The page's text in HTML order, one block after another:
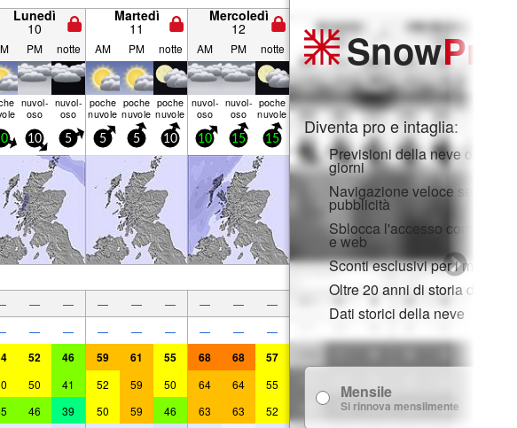
Lunedì
10
Martedì
11
Mercoledì
12
PM notte AM PM notte AM PM notte
nuvol-
oso
nuvol-
oso
poche
nuvole
poche
nuvole
poche
nuvole
nuvol-
oso
nuvol-
oso
poche
nuvole
10 5 5 5 10 10 15 15
— — — — — — — —
— — — — — — — —
52 46 59 61 55 68 68 57
50 41 52 59 50 64 64 55
46 39 50 59 46 63 63 52
SnowPro
Diventa pro e intaglia:
Previsioni della neve orarie e
giorni
Navigazione veloce senza
pubblicità
Sblocca l'accesso completo
e web
Sconti esclusivi per i membri
Oltre 20 anni di storia della
Dati storici della neve
Mensile
Si rinnova mensilmente